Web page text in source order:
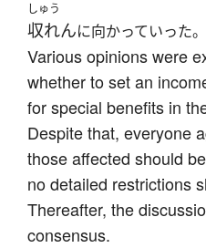
しゅう
収れんに向かっていった
Various opinions were
whether to set an
for special benefits in
Despite that, everyone
those affected should
no detailed restrictions
Thereafter, the
consensus.